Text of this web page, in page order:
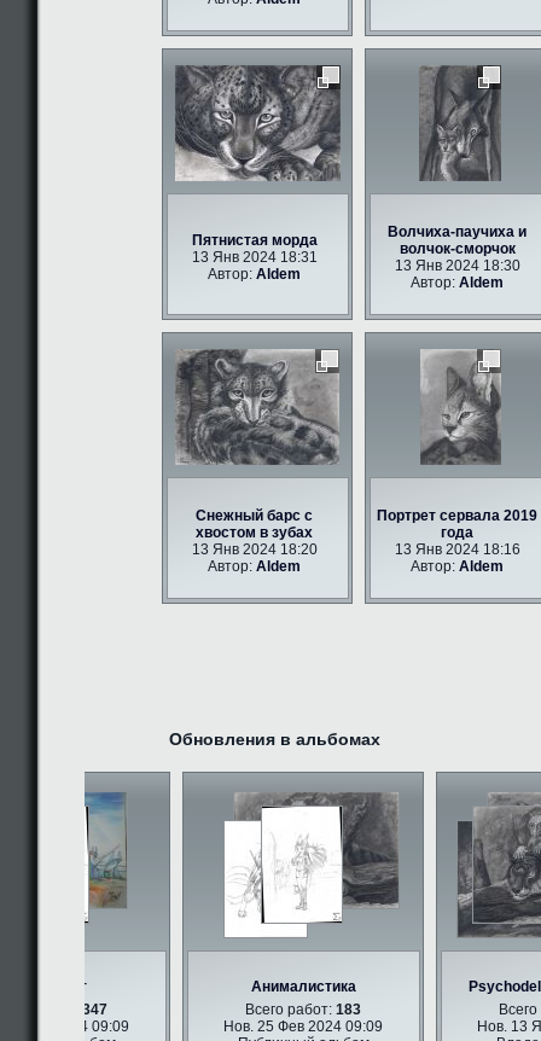
Пятнистая морда
13 Янв 2024 18:31
Автор:Aldem
Волчиха-паучиха и
волчок-сморчок
13 Янв 2024 18:30
Автор:Aldem
Снежный барс с
хвостом в зубах
13 Янв 2024 18:20
Автор:Aldem
Портрет сервала 2019
года
13 Янв 2024 18:16
Автор:Aldem
Обновления в альбомах
347
Фев 2024 09:09
Анималистика
Всего работ:183
Нов. 25 Фев 2024 09:09
Всего
Нов. 13